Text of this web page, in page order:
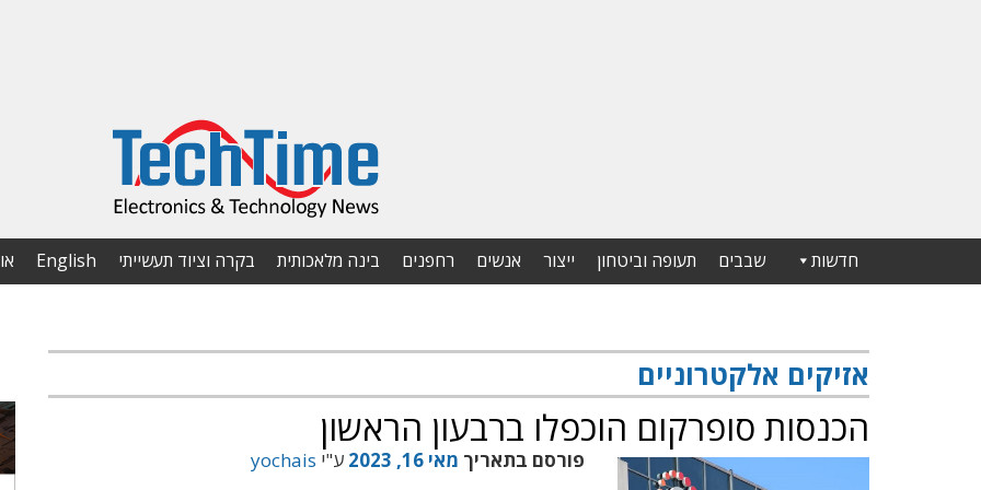
חדשות שבבים תעופה וביטחון ייצור אנשים רחפנים בינה מלאכותית בקרה וציוד תעשייתי English
אזיקים אלקטרוניים
הכנסות סופרקום הוכפלו ברבעון הראשון
פורסם בתאריך מאי 16, 2023 ע"י yochais